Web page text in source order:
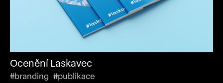
Ocenění Laskavec
#branding #publikace